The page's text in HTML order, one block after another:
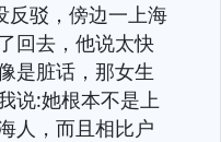
驳，傍边一上海
回去，他说太快
是脏话，那女生
说:她根本不是上
人，而且相比户